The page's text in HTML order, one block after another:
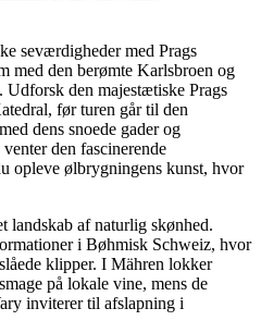
seværdigheder med Prags
med den berømte Karlsbroen og
Udforsk den majestætiske Prags
før turen går til den
dens snoede gader og
den fascinerende
opleve ølbrygningens kunst, hvor
landskab af naturlig skønhed.
i Bøhmisk Schweiz, hvor
klipper. I Mähren lokker
på lokale vine, mens de
inviterer til afslapning i